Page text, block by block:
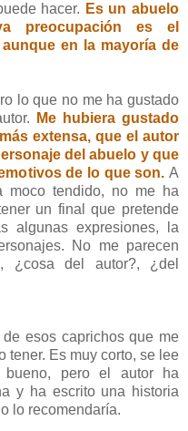
hacer. Es un abuelo
preocupación es el
en la mayoría de
lo que no me ha gustado
Me hubiera gustado
extensa, que el autor
del abuelo y que
de lo que son. A
moco tendido, no me ha
un final que pretende
algunas expresiones, la
No me parecen
¿cosa del autor?, ¿del
esos caprichos que me
tener. Es muy corto, se lee
pero el autor ha
y ha escrito una historia
lo recomendaría.